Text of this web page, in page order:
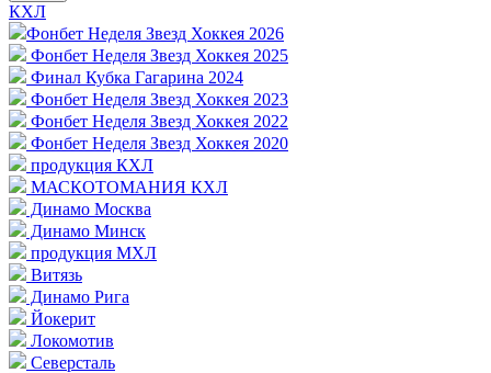
КХЛ
Фонбет Неделя Звезд Хоккея 2026
Фонбет Неделя Звезд Хоккея 2025
Финал Кубка Гагарина 2024
Фонбет Неделя Звезд Хоккея 2023
Фонбет Неделя Звезд Хоккея 2022
Фонбет Неделя Звезд Хоккея 2020
продукция КХЛ
МАСКОТОМАНИЯ КХЛ
Динамо Москва
Динамо Минск
продукция МХЛ
Витязь
Динамо Рига
Йокерит
Локомотив
Северсталь